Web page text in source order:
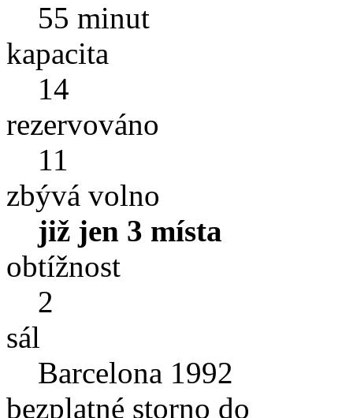
55 minut
kapacita
14
rezervováno
11
zbývá volno
již jen 3 místa
obtížnost
2
sál
Barcelona 1992
bezplatné storno do